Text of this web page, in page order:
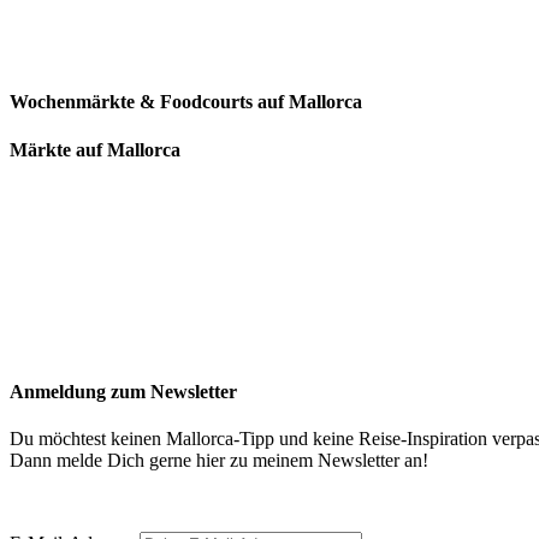
Wochenmärkte & Foodcourts auf Mallorca
Märkte auf Mallorca
Anmeldung zum Newsletter
Du möchtest keinen Mallorca-Tipp und keine Reise-Inspiration
Dann melde Dich gerne hier zu meinem Newsletter an!